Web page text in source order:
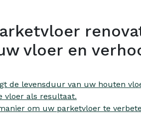
vloer en
de levensduur van uw houten
vloer als resultaat.
om uw parketvloer te